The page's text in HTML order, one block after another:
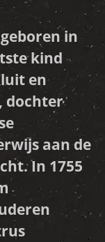
in
kind
en
dochter
aan de
In 1755